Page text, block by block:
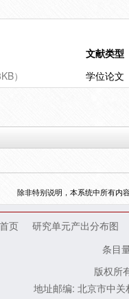
文献类型
）
学位论文
除非特别说明，本系统中所有内
首页
研究单元产出分布图
条目
版权所
地址邮编: 北京市中